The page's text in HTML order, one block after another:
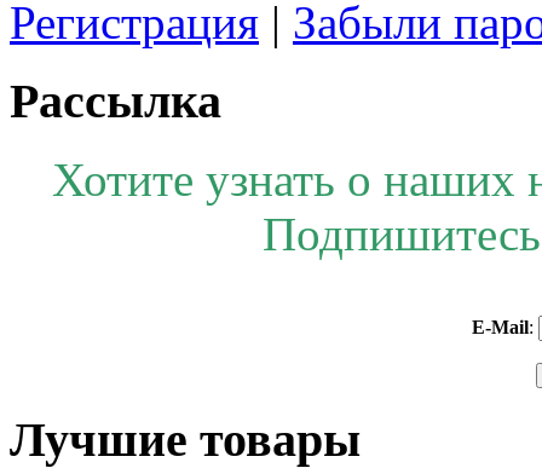
Регистрация | Забыли
Рассылка
Хотите узнать о наших
E-Mail:
Лучшие товары